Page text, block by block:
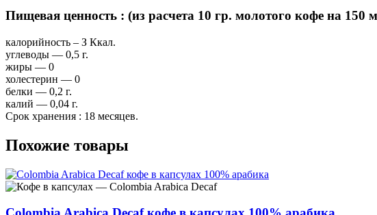
Пищевая ценность : (из расчета 10 гр. молотого кофе на 150
калорийность – З Ккал.
углеводы — 0,5 г.
жиры — 0
холестерин — 0
белки — 0,2 г.
калий — 0,04 г.
Срок хранения : 18 месяцев.
Похожие товары